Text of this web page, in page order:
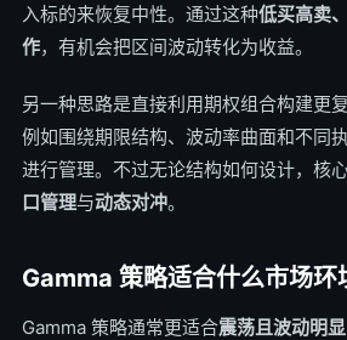
入标的来恢复中性。通过这种低买高卖
作，有机会把区间波动转化为收益。
另一种思路是直接利用期权组合构建更
例如围绕期限结构、波动率曲面和不同
进行管理。不过无论结构如何设计，核
口管理与动态对冲。
Gamma 策略适合什么市场环
Gamma 策略通常更适合震荡且波动明显